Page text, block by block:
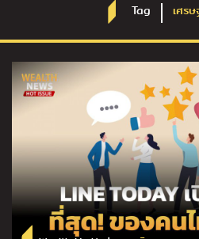
Tag เศร